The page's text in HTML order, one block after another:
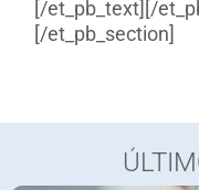
[/et_pb_text][/
[/et_pb_section]